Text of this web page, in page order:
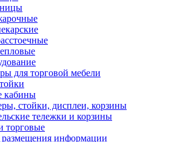
для торговой мебели
кабины
стойки, дисплеи, корзины
тележки и корзины
торговые
информации